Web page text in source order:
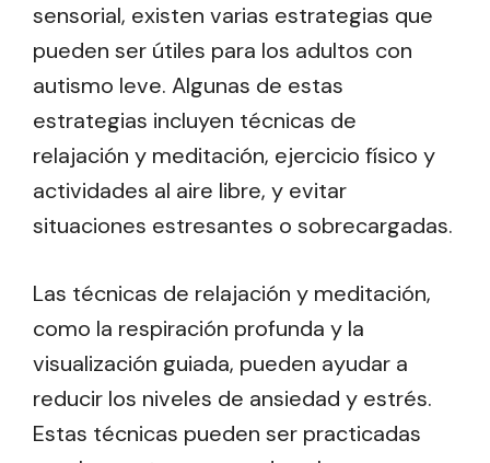
sensorial, existen varias estrategias que
pueden ser útiles para los adultos con
autismo leve. Algunas de estas
estrategias incluyen técnicas de
relajación y meditación, ejercicio físico y
actividades al aire libre, y evitar
situaciones estresantes o sobrecargadas.
Las técnicas de relajación y meditación,
como la respiración profunda y la
visualización guiada, pueden ayudar a
reducir los niveles de ansiedad y estrés.
Estas técnicas pueden ser practicadas